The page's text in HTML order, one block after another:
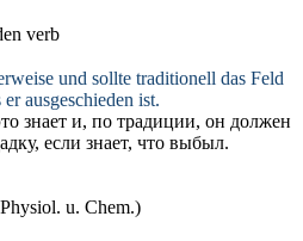
verb
und sollte traditionell das Feld
erausgeschieden ist.
знает и, по традиции, он должен
если знает, что выбыл.
u. Chem.)